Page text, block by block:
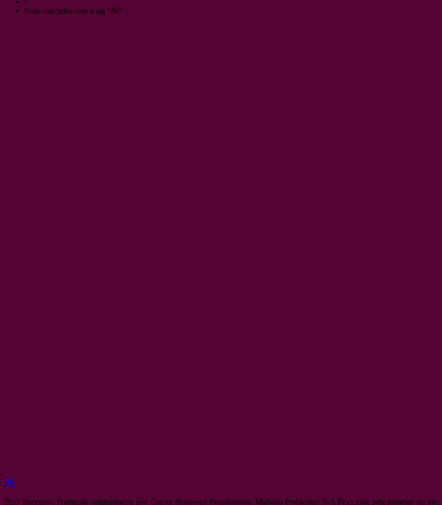
Posts marcados com a tag “Pé”
Pé
Tipo: Recessivo Produzido originalmente por: Casper Blomqvist Pseudônimos: Malhado Problemas: N/A Produzido pela primeira vez